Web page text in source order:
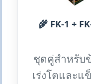
🌾 FK-1 +
ชุดคู่สำหรับข้
เร่งโตและแ